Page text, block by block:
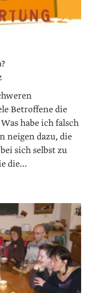
Betroffene die
habe ich falsch
neigen dazu, die
sich selbst zu
die...